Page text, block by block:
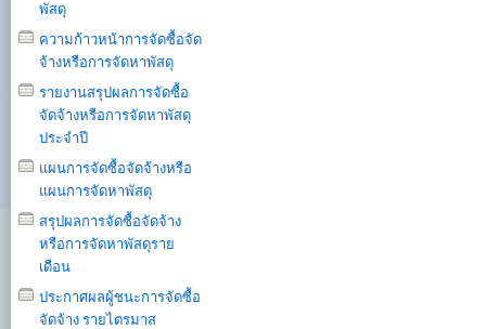
พัสดุ
ความก้าวหน้าการจัดซื้อจัด
จ้างหรือการจัดหาพัสดุ
รายงานสรุปผลการจัดซื้อ
จัดจ้างหรือการจัดหาพัสดุ
ประจำปี
แผนการจัดซื้อจัดจ้างหรือ
แผนการจัดหาพัสดุ
สรุปผลการจัดซื้อจัดจ้าง
หรือการจัดหาพัสดุราย
เดือน
ประกาศผลผู้ชนะการจัดซื้อ
จัดจ้าง รายไตรมาส